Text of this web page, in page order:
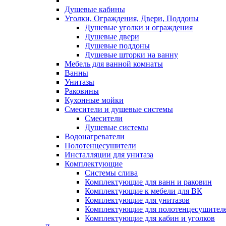
Душевые кабины
Уголки, Ограждения, Двери, Поддоны
Душевые уголки и ограждения
Душевые двери
Душевые поддоны
Душевые шторки на ванну
Мебель для ванной комнаты
Ванны
Унитазы
Раковины
Кухонные мойки
Смесители и душевые системы
Смесители
Душевые системы
Водонагреватели
Полотенцесушители
Инсталляции для унитаза
Комплектующие
Системы слива
Комплектующие для ванн и раковин
Комплектующие к мебели для ВК
Комплектующие для унитазов
Комплектующие для
Комплектующие для кабин и уголков